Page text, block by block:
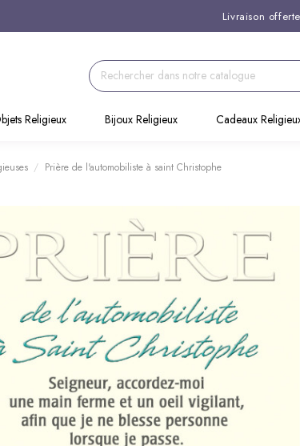
Livraison
Support
Commandez
Religieux
Bijoux Religieux Cadeaux
Prière de l'automobiliste à saint Christophe